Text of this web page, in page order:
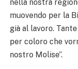
nella nostra
muovendo per la
già al lavoro.
per coloro che
nostro Molise”.